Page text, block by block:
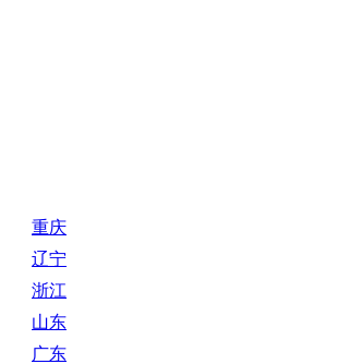
重庆
辽宁
浙江
山东
广东